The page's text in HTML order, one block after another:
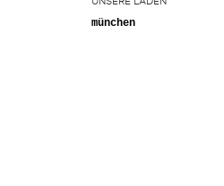
UNSERE LÄDEN
münchen